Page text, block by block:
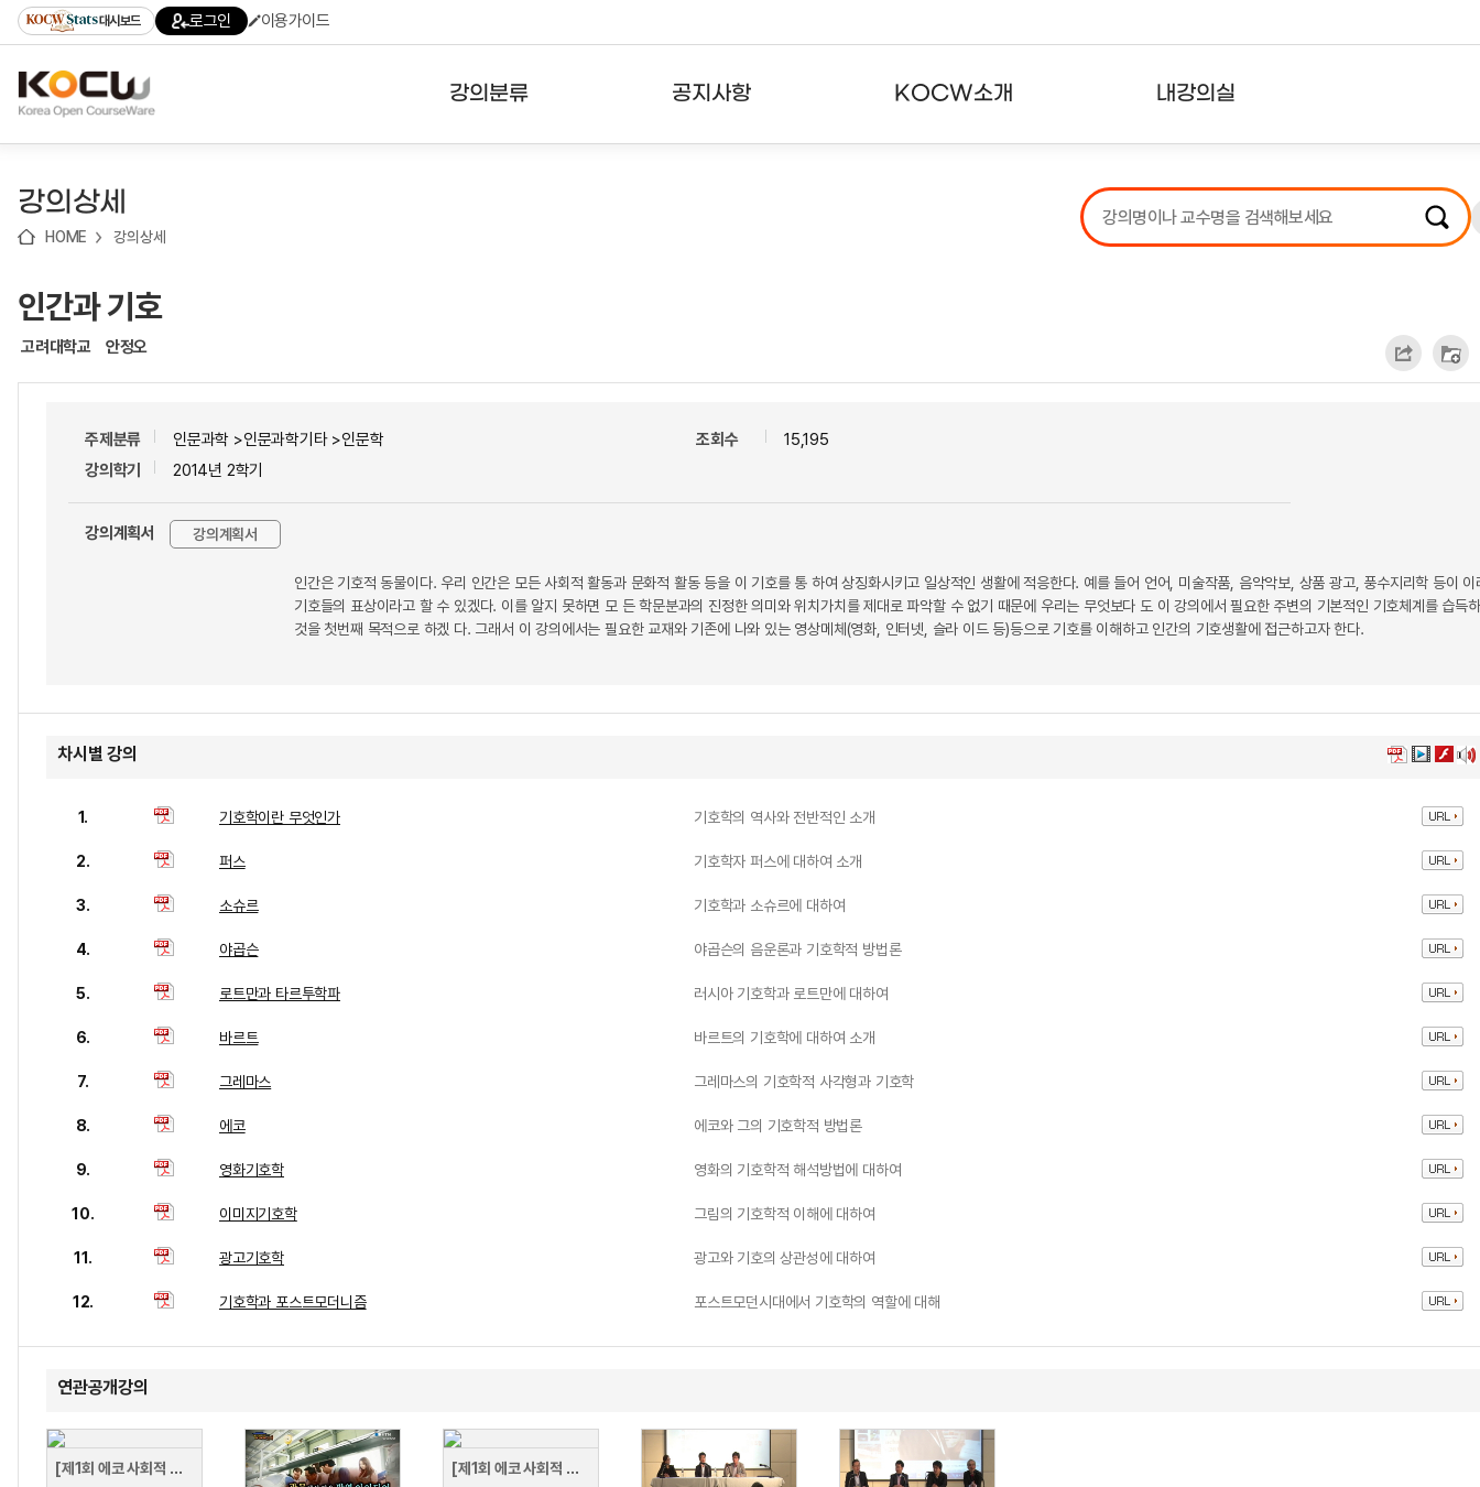
기
기
기
content)
가
대시보드 로그인 이용가이드
강의분류 공지사항 KOCW소개 내강의실
강의리스트
수강확인증강의
강의상세
HOME 강의상세
인간과 기호
고려대학교 안정오
주제분류
인문과학 >인문과학기타 >인문학
강의학기
2014년 2학기
조회수 15,195
강의계획서 강의계획서
인간은 기호적 동물이다. 우리 인간은 모든 사회적 활동과 문화적 활동 등을 이 기호를 통 하여 상징화시키고 일상적인 생활에 적응한다. 예를 들어 언어, 미술작품, 음악악보, 상품 광고, 풍수지리학 등이 이
기호들의 표상이라고 할 수 있겠다. 이를 알지 못하면 모 든 학문분과의 진정한 의미와 위치가치를 제대로 파악할 수 없기 때문에 우리는 무엇보다 도 이 강의에서 필요한 주변의 기본적인 기호체계를 습득
것을 첫번째 목적으로 하겠 다. 그래서 이 강의에서는 필요한 교재와 기존에 나와 있는 영상메체(영화, 인터넷, 슬라 이드 등)등으로 기호를 이해하고 인간의 기호생활에 접근하고자 한다.
차시별 강의
1. 기호학이란 무엇인가 기호학의 역사와 전반적인 소개
2. 퍼스 기호학자 퍼스에 대하여 소개
3. 소슈르 기호학과 소슈르에 대하여
4. 야곱슨 야곱슨의 음운론과 기호학적 방법론
5. 로트만과 타르투학파 러시아 기호학과 로트만에 대하여
6. 바르트 바르트의 기호학에 대하여 소개
7. 그레마스 그레마스의 기호학적 사각형과 기호학
8. 에코 에코와 그의 기호학적 방법론
9. 영화기호학 영화의 기호학적 해석방법에 대하여
10. 이미지기호학 그림의 기호학적 이해에 대하여
11. 광고기호학 광고와 기호의 상관성에 대하여
12. 기호학과 포스트모더니즘 포스트모던시대에서 기호학의 역할에 대해
연관공개강의
[제1회 에코 사회적 경제 포럼] UN과 함께하는 지구를 위한 콜라보
[제1회 에코 사회적 경제 포럼] 제3부 패널토론